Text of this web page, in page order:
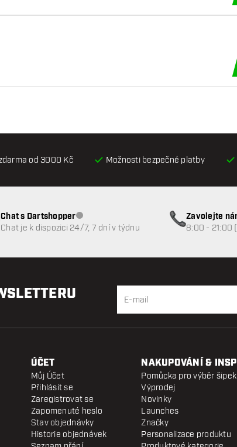
od 3000 Kč Možnosti bezpečné platby
Chat s DartshopperZákaznický servis nedostupný
Chat je k dispozici 24/7, 7 dní v týdnu
Zavolejte
8:00 - 21:00
ÚČET
Můj Účet
Přihlásit se
Zaregistrovat se
Zapomenuté heslo
Stav objednávky
Historie objednávek
NAKUPOVÁNÍ &
Pomůcka pro výběr šipek
Výprodej
Novinky
Launches
Značky
Personalizace produktu